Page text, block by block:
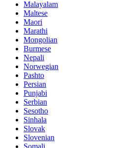
Malayalam
Maltese
Maori
Marathi
Mongolian
Burmese
Nepali
Norwegian
Pashto
Persian
Punjabi
Serbian
Sesotho
Sinhala
Slovak
Slovenian
Somali